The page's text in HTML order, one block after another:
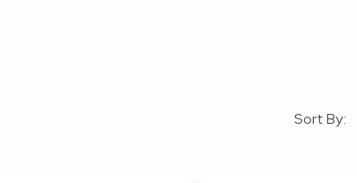
Sort By